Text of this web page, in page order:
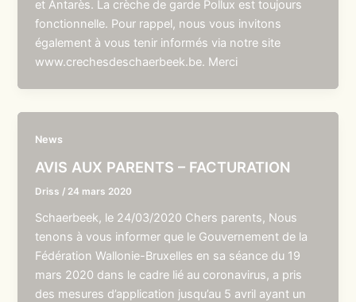
et Antarès. La crèche de garde Pollux est toujours
fonctionnelle. Pour rappel, nous vous invitons
également à vous tenir informés via notre site
www.crechesdeschaerbeek.be. Merci
News
AVIS AUX PARENTS – FACTURATION
Driss / 24 mars 2020
Schaerbeek, le 24/03/2020 Chers parents, Nous
tenons à vous informer que le Gouvernement de la
Fédération Wallonie-Bruxelles en sa séance du 19
mars 2020 dans le cadre lié au coronavirus, a pris
des mesures d’application jusqu’au 5 avril ayant un